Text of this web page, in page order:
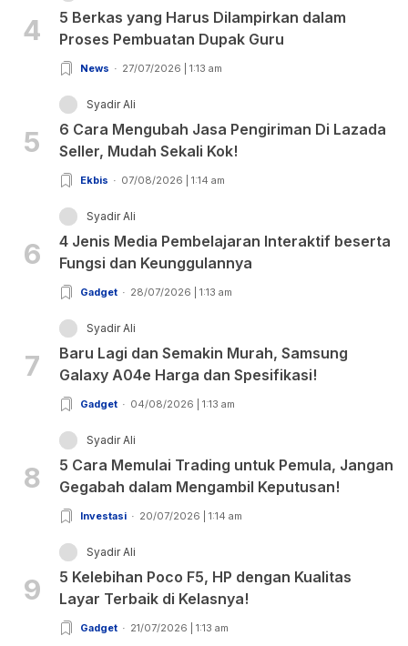
4
5 Berkas yang Harus Dilampirkan dalam
Proses Pembuatan Dupak Guru
News 27/07/2026 | 1:13 am
5
Syadir Ali
6 Cara Mengubah Jasa Pengiriman Di Lazada
Seller, Mudah Sekali Kok!
Ekbis 07/08/2026 | 1:14 am
6
Syadir Ali
4 Jenis Media Pembelajaran Interaktif beserta
Fungsi dan Keunggulannya
Gadget 28/07/2026 | 1:13 am
7
Syadir Ali
Baru Lagi dan Semakin Murah, Samsung
Galaxy A04e Harga dan Spesifikasi!
Gadget 04/08/2026 | 1:13 am
8
Syadir Ali
5 Cara Memulai Trading untuk Pemula, Jangan
Gegabah dalam Mengambil Keputusan!
Investasi 20/07/2026 | 1:14 am
9
Syadir Ali
5 Kelebihan Poco F5, HP dengan Kualitas
Layar Terbaik di Kelasnya!
Gadget 21/07/2026 | 1:13 am